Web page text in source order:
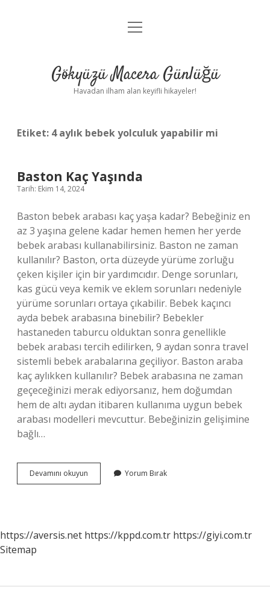
Anasayfa
Yasal Uyarı
menüyü
Gökyüzü Macera Günlüğü
Havadan ilham alan keyifli hikayeler!
Etiket: 4 aylık bebek yolculuk yapabilir mi
Baston Kaç Yaşında
Tarih: Ekim 14, 2024
Baston bebek arabası kaç yaşa kadar? Bebeğiniz en
az 3 yaşına gelene kadar hemen hemen her yerde
bebek arabası kullanabilirsiniz. Baston ne zaman
kullanılır? Baston, orta düzeyde yürüme zorluğu
çeken kişiler için bir yardımcıdır. Denge sorunları,
kas gücü veya kemik ve eklem sorunları nedeniyle
yürüme sorunları ortaya çıkabilir. Bebek kaçıncı
ayda bebek arabasına binebilir? Bebekler
hastaneden taburcu olduktan sonra genellikle
bebek arabası tercih edilirken, 9 aydan sonra travel
sistemli bebek arabalarına geçiliyor. Baston araba
kaç aylıkken kullanılır? Bebek arabasına ne zaman
geçeceğinizi merak ediyorsanız, hem doğumdan
hem de altı aydan itibaren kullanıma uygun bebek
arabası modelleri mevcuttur. Bebeğinizin gelişimine
bağlı…
Devamını okuyun
Kaç
Yorum Bırak
https://aversis.net https://kppd.com.tr https://giyi.com.tr
Sitemap